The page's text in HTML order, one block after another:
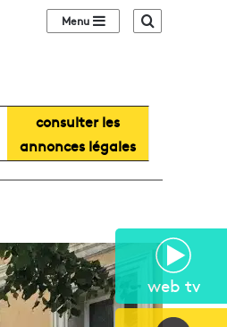
web tv
Sidebar (barre
consulter les
annonces légales